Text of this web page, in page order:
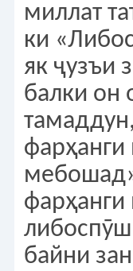
миллат
ки
як ҷузъи
балки он
фарҳанги
байни